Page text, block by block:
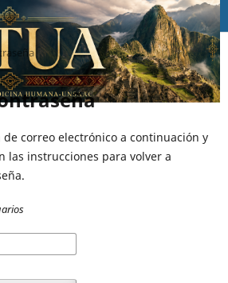
correo electrónico a continuación y
las instrucciones para volver a